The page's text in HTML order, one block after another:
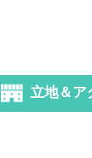
立地＆ア